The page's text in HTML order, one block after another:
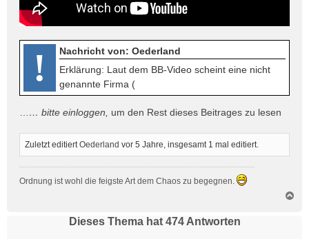
!
Nachricht von: Oederland
Erklärung: Laut dem BB-Video scheint eine nicht
genannte Firma (
… bitte einloggen um den Rest dieses Beitrages zu lesen
Zuletzt editiert Oederland vor 5 Jahre , insgesamt 1 mal editiert.
Ordnung ist wohl die feigste Art dem Chaos zu begegnen.
Dieses Thema hat 474Antworten